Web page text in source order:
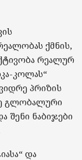
ქმნის,
რეალურ
კოლას“
პრიზის
გლობალური
შენი ნაბიჯები
და